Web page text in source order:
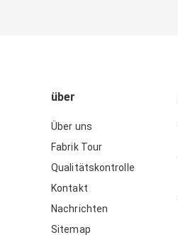
über
Über uns
Fabrik Tour
Qualitätskontrolle
Kontakt
Nachrichten
Sitemap